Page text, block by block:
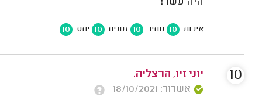
איכות 10 מחיר 10 זמנים 10 יחס 10
יוני זיו, הרצליה.
אשרור: 18/10/2021
10